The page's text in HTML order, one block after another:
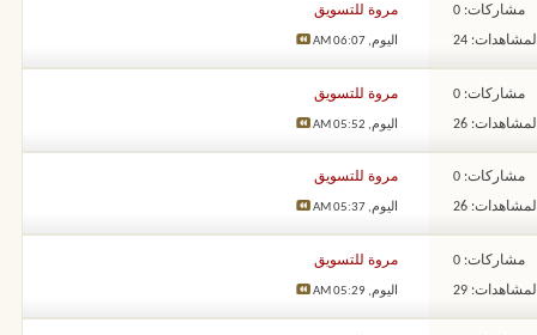
مشاركات: 0
24
مروة للتسويق
اليوم, 06:07 AM
مشاركات: 0
المشاهدات: 26
مروة للتسويق
اليوم, 05:52 AM
مشاركات: 0
المشاهدات: 26
مروة للتسويق
اليوم,05:37 AM
مشاركات: 0
المشاهدات: 29
مروة للتسويق
اليوم,05:29 AM